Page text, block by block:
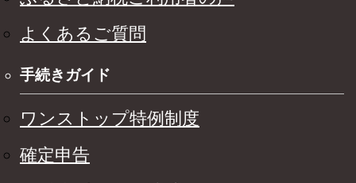
よくあるご質問
手続きガイド
ワンストップ特例制度
確定申告